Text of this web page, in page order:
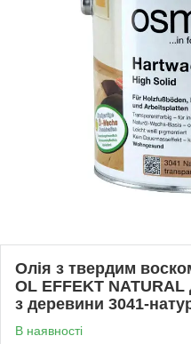
Олія з твердим
OL EFFEKT NATURAL
з деревини 3041-
В наявності